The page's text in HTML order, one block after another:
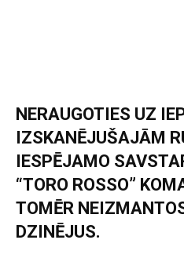
NERAUGOTIES UZ
IZSKANĒJUŠAJĀM
IESPĒJAMO
“TORO ROSSO”
TOMĒR
DZINĒJUS.